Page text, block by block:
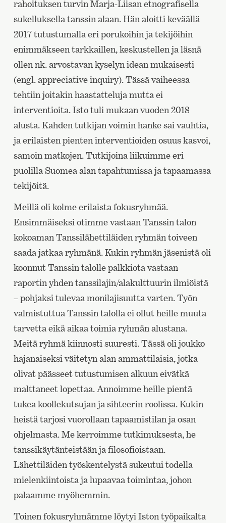
rahoituksen turvin Marja-Liisan etnografisella
sukelluksella tanssin alaan. Hän aloitti keväällä
2017 tutustumalla eri porukoihin ja tekijöihin
enimmäkseen tarkkaillen, keskustellen ja läsnä
ollen nk. arvostavan kyselyn idean mukaisesti
(engl. appreciative inquiry). Tässä vaiheessa
tehtiin joitakin haastatteluja mutta ei
interventioita. Isto tuli mukaan vuoden 2018
alusta. Kahden tutkijan voimin hanke sai vauhtia,
ja erilaisten pienten interventioiden osuus kasvoi,
samoin matkojen. Tutkijoina liikuimme eri
puolilla Suomea alan tapahtumissa ja tapaamassa
tekijöitä.
Meillä oli kolme erilaista fokusryhmää.
Ensimmäiseksi otimme vastaan Tanssin talon
kokoaman Tanssilähettiläiden ryhmän toiveen
saada jatkaa ryhmänä. Kukin ryhmän jäsenistä oli
koonnut Tanssin talolle palkkiota vastaan
raportin yhden tanssilajin/alakulttuurin ilmiöistä
– pohjaksi tulevaa monilajisuutta varten. Työn
valmistuttua Tanssin talolla ei ollut heille muuta
tarvetta eikä aikaa toimia ryhmän alustana.
Meitä ryhmä kiinnosti suuresti. Tässä oli joukko
hajanaiseksi väitetyn alan ammattilaisia, jotka
olivat päässeet tutustumisen alkuun eivätkä
malttaneet lopettaa. Annoimme heille pientä
tukea koollekutsujan ja sihteerin roolissa. Kukin
heistä tarjosi vuorollaan tapaamistilan ja osan
ohjelmasta. Me kerroimme tutkimuksesta, he
tanssikäytänteistään ja filosofioistaan.
Lähettiläiden työskentelystä sukeutui todella
mielenkiintoista ja lupaavaa toimintaa, johon
palaamme myöhemmin.
Toinen fokusryhmämme löytyi Iston työpaikalta